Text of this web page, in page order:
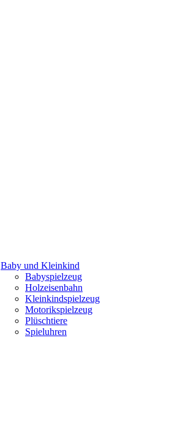
Baby und Kleinkind
Babyspielzeug
Holzeisenbahn
Kleinkindspielzeug
Motorikspielzeug
Plüschtiere
Spieluhren